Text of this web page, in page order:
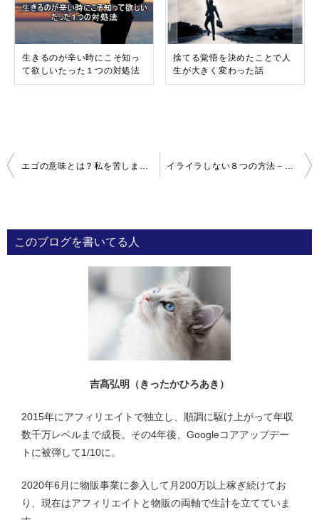
生きるのが辛い時にこそ知っ
て欲しいたった１つの対処法
捨てる覚悟を決めたことで人
生が大きく変わった話
投
ビ
ゲ
エゴの意味とは？私を苦しませる心の原因を捨てる技術 イライラしない８つの方法－家族、友達、彼女と穏やかに
このブログを書いてる人
吉髙弘明（きったかひろあき）
2015年にアフィリエイトで独立し、順調に駆け上がって年収
数千万レベルまで成長。その4年後、Googleコアアップデー
トに被弾して1/10に。
2020年6月に物販事業に参入して月200万以上稼ぎ続けてお
り、現在はアフィリエイトと物販の両軸で生計を立てていま